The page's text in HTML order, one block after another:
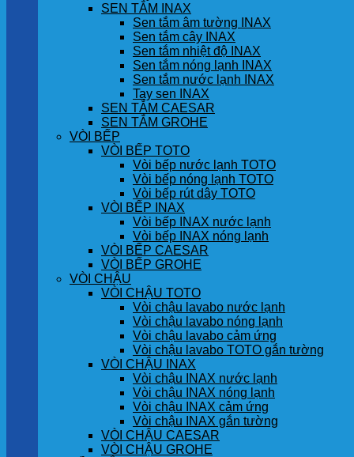
SEN TẮM INAX
Sen tắm âm tường INAX
Sen tắm cây INAX
Sen tắm nhiệt độ INAX
Sen tắm nóng lạnh INAX
Sen tắm nước lạnh INAX
Tay sen INAX
SEN TẮM CAESAR
SEN TẮM GROHE
VÒI BẾP
VÒI BẾP TOTO
Vòi bếp nước lạnh TOTO
Vòi bếp nóng lạnh TOTO
Vòi bếp rút dây TOTO
VÒI BẾP INAX
Vòi bếp INAX nước lạnh
Vòi bếp INAX nóng lạnh
VÒI BẾP CAESAR
VÒI BẾP GROHE
VÒI CHẬU
VÒI CHẬU TOTO
Vòi chậu lavabo nước lạnh
Vòi chậu lavabo nóng lạnh
Vòi chậu lavabo cảm ứng
Vòi chậu lavabo TOTO gắn tường
VÒI CHẬU INAX
Vòi chậu INAX nước lạnh
Vòi chậu INAX nóng lạnh
Vòi chậu INAX cảm ứng
Vòi chậu INAX gắn tường
VÒI CHẬU CAESAR
VÒI CHẬU GROHE